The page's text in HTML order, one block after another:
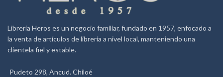
Librería Heros es un negocio familiar, fundado en 1957, enfocado a
la venta de artículos de librería a nivel local, manteniendo una
clientela fiel y estable.
Pudeto 298, Ancud. Chiloé